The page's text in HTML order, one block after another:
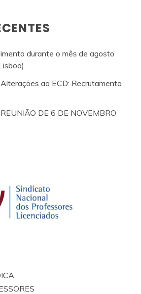
durante o mês de agosto
ao ECD: Recrutamento
DE 6 DE NOVEMBRO